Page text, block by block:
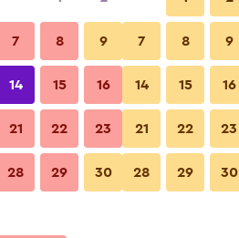
por noche
Ver oferta
Ver oferta
Habitación
Fotos
7 8 9
14 15 16
21 22 23
28 29 30
7 8 9
14 15 16
21 22 23
28 29 30